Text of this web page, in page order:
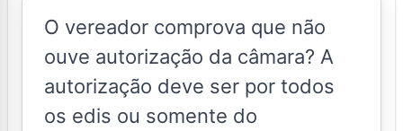
O vereador comprova que não
ouve autorização da câmara? A
autorização deve ser por todos
os edis ou somente do